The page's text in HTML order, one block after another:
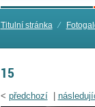
Titulní stránka ⁄
15
< předchozí|